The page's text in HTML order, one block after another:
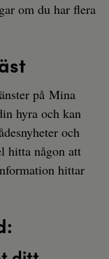
om du har flera
på Mina
hyra och kan
och
hitta någon att
hittar